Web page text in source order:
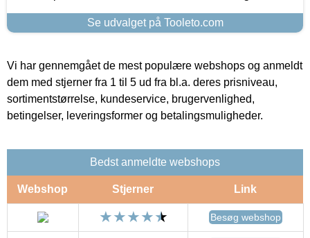
Se udvalget på Tooleto.com
Vi har gennemgået de mest populære webshops og anmeldt
dem med stjerner fra 1 til 5 ud fra bl.a. deres prisniveau,
sortimentstørrelse, kundeservice, brugervenlighed,
betingelser, leveringsformer og betalingsmuligheder.
Bedst anmeldte webshops
Webshop Stjerner Link
Besøg webshop